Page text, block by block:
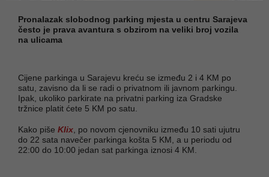
Pronalazak slobodnog parking mjesta u centru Sarajeva
često je prava avantura s obzirom na veliki broj vozila
na ulicama
Cijene parkinga u Sarajevu kreću se između 2 i 4 KM po
satu, zavisno da li se radi o privatnom ili javnom parkingu.
Ipak, ukoliko parkirate na privatni parking iza Gradske
tržnice platit ćete 5 KM po satu.
Kako piše Klix , po novom cjenovniku između 10 sati ujutru
do 22 sata navečer parkinga košta 5 KM, a u periodu od
22:00 do 10:00 jedan sat parkinga iznosi 4 KM.